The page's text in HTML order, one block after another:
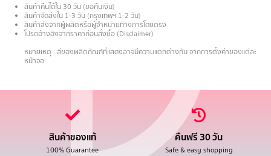
สินค้าคืนได้ใน 30 วัน (ขอคืนเงิน)
สินค้าจัดส่งใน 1-3 วัน (กรุงเทพฯ 1-2 วัน)
สินค้าส่งจากผู้ผลิตหรือผู้จำหน่ายทางการโดยตรง
โปรดอ้างอิงจากราคาก่อนสั่งซื้อ (Disclaimer)
หมายเหตุ : สีของผลิตภัณฑ์ที่แสดงอาจมีความแตกต่างกัน จากการตั้งค่าของแต่ละ
หน้าจอ
สินค้าของแท้
100% Guarantee
คืนฟรี 30 วัน
Safe & easy shopping